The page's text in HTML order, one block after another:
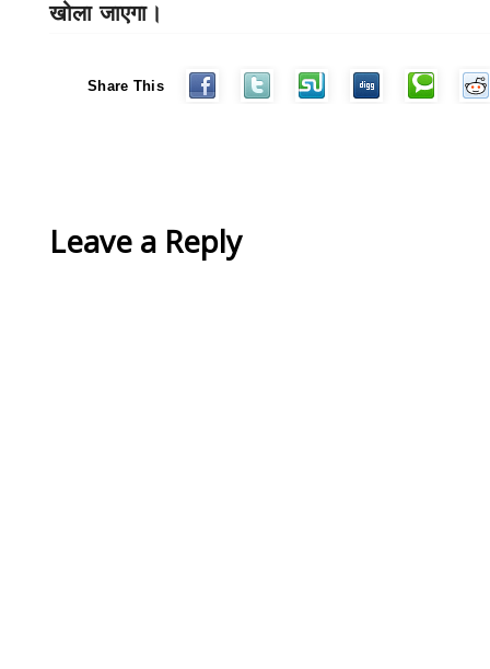
खोला जाएगा।
Share This
Leave a Reply